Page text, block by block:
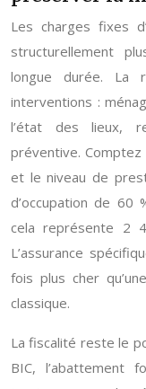
Les charges fixes
structurellement
longue durée. La
interventions :
l’état des lieux,
préventive.
et le niveau de
d’occupation de 60
cela représente 2
L’assurance
fois plus cher
classique.
La fiscalité reste le
BIC, l’abattement